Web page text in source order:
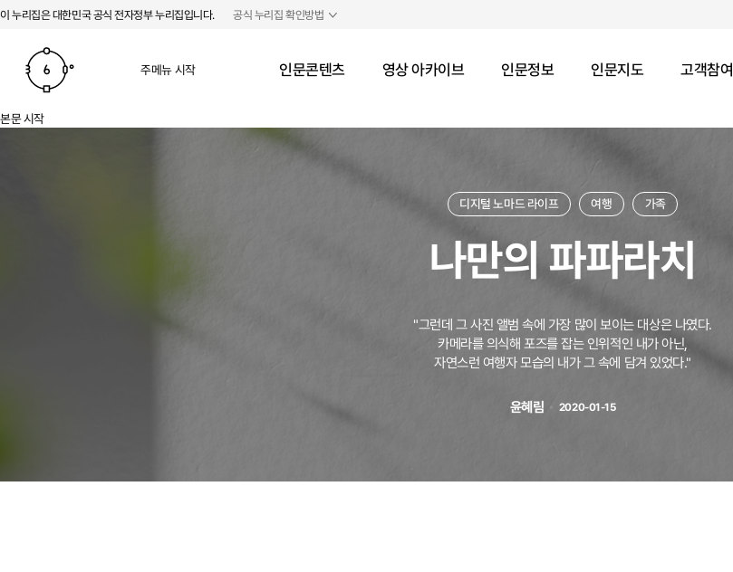
본문 바로가기
주메뉴 바로가기
이 누리집은 대한민국 공식 전자정부 누리집입니다. 공식 누리집 확인방법
주메뉴 시작 인문콘텐츠 영상 아카이브 인문정보 인문지도 고객참여
본문 시작
디지털 노마드 라이프 여행 가족
나만의 파파라치
"그런데 그 사진 앨범 속에 가장 많이 보이는 대상은 나였다.
카메라를 의식해 포즈를 잡는 인위적인 내가 아닌,
자연스런 여행자 모습의 내가 그 속에 담겨 있었다."
윤혜림 2020-01-15